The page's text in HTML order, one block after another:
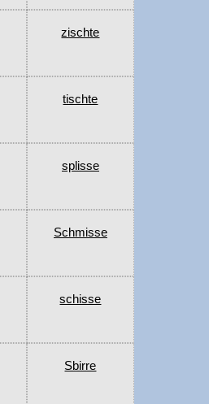
zischte
tischte
splisse
Schmisse
schisse
Sbirre